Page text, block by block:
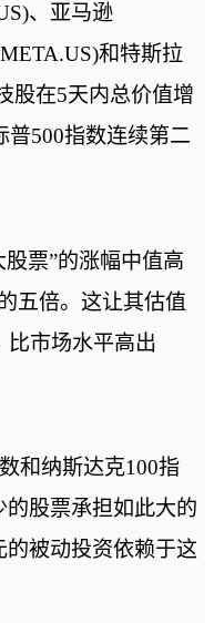
、亚马逊
和特斯拉
股在5天内总价值增
普500指数连续第二
票”的涨幅中值高
五倍。这让其估值
比市场水平高出
和纳斯达克100指
股票承担如此大的
被动投资依赖于这